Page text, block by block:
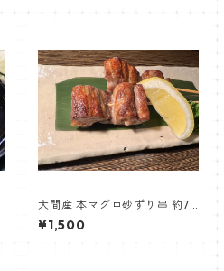
大間産 本マグロ砂ずり串 約70
g 【居酒屋くるまざ】
¥1,500